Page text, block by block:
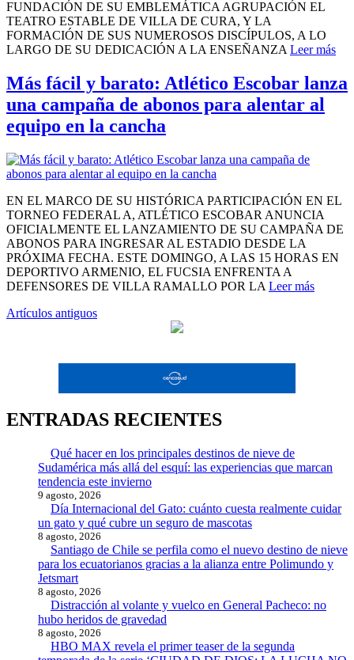
FUNDACIÓN DE SU EMBLEMÁTICA AGRUPACIÓN EL
TEATRO ESTABLE DE VILLA DE CURA, Y LA
FORMACIÓN DE SUS NUMEROSOS DISCÍPULOS, A LO
LARGO DE SU DEDICACIÓN A LA ENSEÑANZA Leer más
Más fácil y barato: Atlético Escobar lanza
una campaña de abonos para alentar al
equipo en la cancha
EN EL MARCO DE SU HISTÓRICA PARTICIPACIÓN EN EL
TORNEO FEDERAL A, ATLÉTICO ESCOBAR ANUNCIA
OFICIALMENTE EL LANZAMIENTO DE SU CAMPAÑA DE
ABONOS PARA INGRESAR AL ESTADIO DESDE LA
PRÓXIMA FECHA. ESTE DOMINGO, A LAS 15 HORAS EN
DEPORTIVO ARMENIO, EL FUCSIA ENFRENTA A
DEFENSORES DE VILLA RAMALLO POR LA Leer más
Navegación
entradas
Artículos antiguos
ENTRADAS RECIENTES
Qué hacer en los principales destinos de nieve de
Sudamérica más allá del esquí: las experiencias que marcan
tendencia este invierno
9 agosto, 2026
Día Internacional del Gato: cuánto cuesta realmente cuidar
un gato y qué cubre un seguro de mascotas
8 agosto, 2026
Santiago de Chile se perfila como el nuevo destino de nieve
para los ecuatorianos gracias a la alianza entre Polimundo y
Jetsmart
8 agosto, 2026
Distracción al volante y vuelco en General Pacheco: no
hubo heridos de gravedad
8 agosto, 2026
HBO MAX revela el primer teaser de la segunda